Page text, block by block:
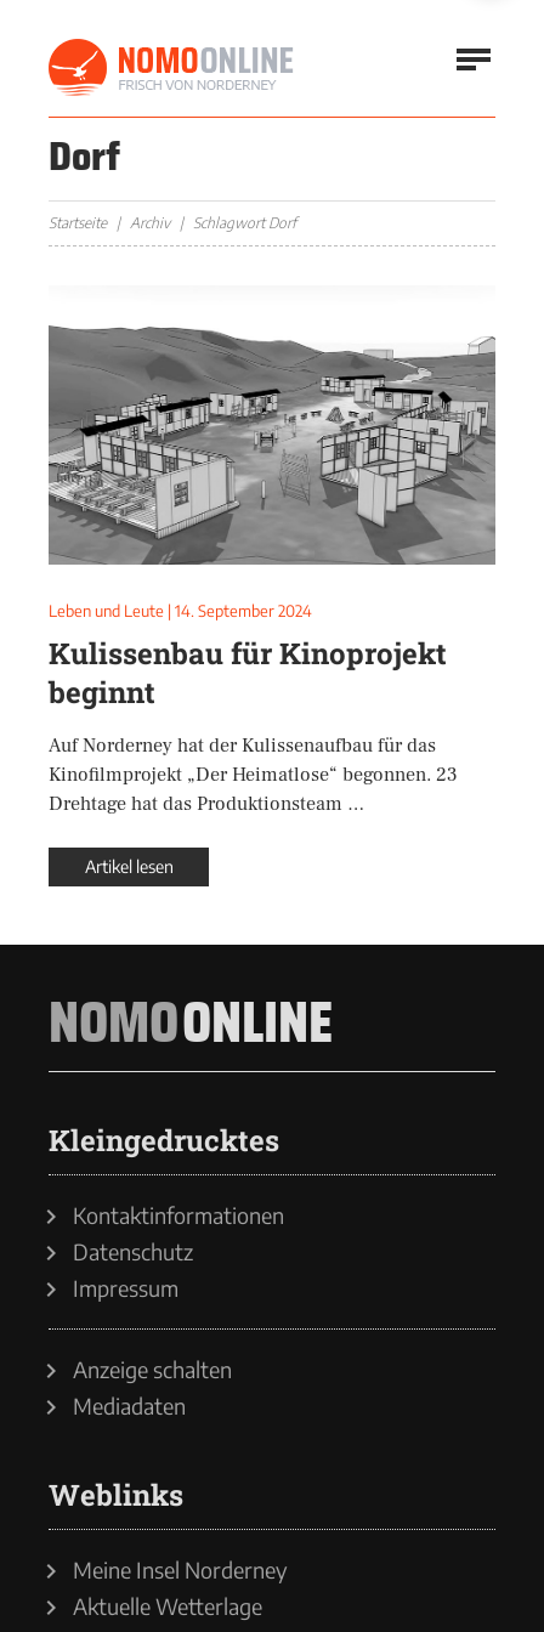
Dorf
Startseite Archiv Schlagwort Dorf
Leben und Leute | 14. September 2024
Kulissenbau für Kinoprojekt
beginnt
Auf Norderney hat der Kulissenaufbau für das
Kinofilmprojekt „Der Heimatlose“ begonnen. 23
Drehtage hat das Produktionsteam …
Artikel lesen
NOMOONLINE
Kleingedrucktes
Kontaktinformationen
Datenschutz
Impressum
Anzeige schalten
Mediadaten
Weblinks
Meine Insel Norderney
Aktuelle Wetterlage